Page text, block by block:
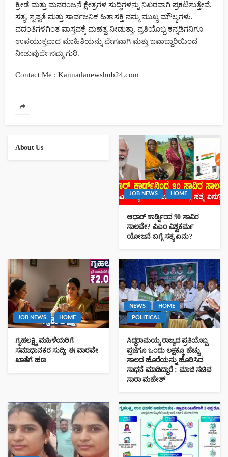
HOME NEWS
ವಿವಿಧ ಬೇಡಿಕೆ ಈಡೇರಿಕೆಗೆ ಆಗ್ರಹಿಸಿ ರಸಗೊಬ್ಬರ ಮತ್ತು ಬಿತ್ತನೆ ಬೀಜ,
ಕೀಟನಾಶಕಗಳ ಮಾರಾಟಗಾರರ ಸಂಘದಿಂದ ಪ್ರತಿಭಟನೆ.,
Kannada News Hub 24
135ನೇ ಅಂಬೇಡ್ಕರ್ ಜಯಂತಿ: ಬಲಗೈ ಸಮುದಾಯಗಳ ಒಕ್ಕೂಟದಿಂದ ಭವ್ಯ
” ದಾನ ಮಾಡಿದಷ್ಟು ಮೇಲೆ : ವಿಜಯೇಂದ್ರ ಆಚಾರ್ಯ “
ಬೈಲುಕುಪ್ಪೆಯ ‘ಶತಾಕ್ಷಿ ವನ’ಕ್ಕೆ ಪ್ರಧಾನಿಯರ ಮೆಚ್ಚುಗೆ – ಮನ್ ಕಿ ಬಾತ್‌ನಲ್ಲಿ
27-04-2026 ರ ರಾಶಿ ದಿನಭವಿಷ್ಯ
HOME ASTROLOGY
26-04-2026 ರ ರಾಶಿ ವಾರಭವಿಷ್ಯ
Kannada News Hub 24 133 views
ಕ್ರೀಡೆ ಮತ್ತು ಮನರಂಜನೆ ಕ್ಷೇತ್ರಗಳ ಸುದ್ದಿಗಳನ್ನು ನಿಖರವಾಗಿ ಪ್ರಕಟಿಸುತ್ತೇವೆ.
ಸತ್ಯ, ಸ್ಪಷ್ಟತೆ ಮತ್ತು ಸಾರ್ವಜನಿಕ ಹಿತಾಸಕ್ತಿ ನಮ್ಮ ಮುಖ್ಯ ಮೌಲ್ಯಗಳು.
ವದಂತಿಗಳಿಗಿಂತ ವಾಸ್ತವಕ್ಕೆ ಮಹತ್ವ ನೀಡುತ್ತಾ, ಪ್ರತಿಯೊಬ್ಬ ಕನ್ನಡಿಗನಿಗೂ
ಉಪಯುಕ್ತವಾದ ಮಾಹಿತಿಯನ್ನು ವೇಗವಾಗಿ ಮತ್ತು ಜವಾಬ್ದಾರಿಯಿಂದ
ನೀಡುವುದೇ ನಮ್ಮ ಗುರಿ.
Contact Me : Kannadanewshub24.com
About Us
JOB NEWS HOME
ಆಧಾರ್ ಕಾರ್ಡ್ನಿಂದ 90 ಸಾವಿರ
ಸಾಲವೇ? ಪಿಎಂ ವಿಶ್ವಕರ್ಮ
ಯೋಜನೆ ಬಗ್ಗೆ ಸತ್ಯ ಏನು?
JOB NEWS HOME
ಗೃಹಲಕ್ಷ್ಮಿ ಮಹಿಳೆಯರಿಗೆ
ಸಮಾಧಾನಕರ ಸುದ್ದಿ: ಈ ವಾರವೇ
ಖಾತೆಗೆ ಹಣ
NEWS
HOME
POLITICAL
ಸಿದ್ದರಾಮಯ್ಯ ರಾಜ್ಯದ ಪ್ರತಿಯೊಬ್ಬ
ಪ್ರಜೆಗೂ ಒಂದು ಲಕ್ಷಕ್ಕೂ ಹೆಚ್ಚು
ಸಾಲದ ಹೊರೆಯನ್ನು ಹೊರಿಸಿದ
ಸಾಧನೆ ಮಾಡಿದ್ದಾರೆ : ಮಾಜಿ ಸಚಿವ
ಸಾರಾ ಮಹೇಶ್